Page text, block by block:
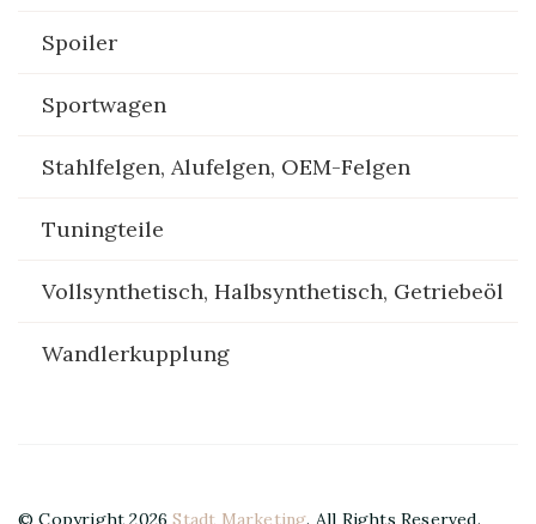
Spoiler
Sportwagen
Stahlfelgen, Alufelgen, OEM-Felgen
Tuningteile
Vollsynthetisch, Halbsynthetisch, Getriebeöl
Wandlerkupplung